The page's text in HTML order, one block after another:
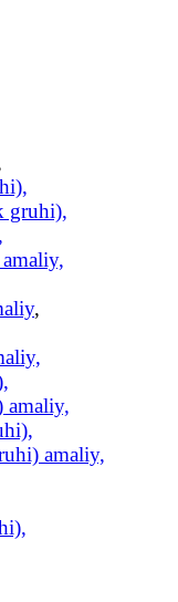
gruhi),
,
amaliy,
amaliy,